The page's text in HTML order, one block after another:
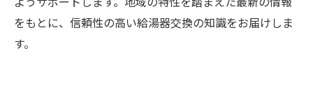
をもとに、信頼性の高い給湯器交換の知識をお届けしま
す。